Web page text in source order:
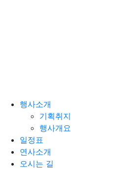
행사소개
기획취지
행사개요
일정표
연사소개
오시는 길